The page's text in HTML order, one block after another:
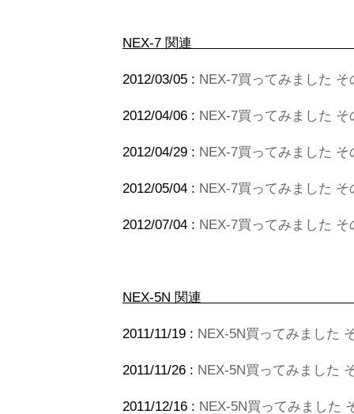
NEX-7
2012/03/05 : NEX-7買ってみました そ
2012/04/06 : NEX-7買ってみました
2012/04/29 : NEX-7買ってみました
2012/05/04 : NEX-7買ってみました
2012/07/04 : NEX-7買ってみました
NEX-5N 関連
2011/11/19 : NEX-5N買ってみました
2011/11/26 : NEX-5N買ってみました
2011/12/16 : NEX-5N買ってみました